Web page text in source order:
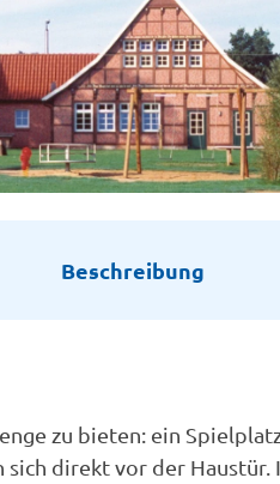
Beschreibung
zu bieten: ein
direkt vor der Haustür.